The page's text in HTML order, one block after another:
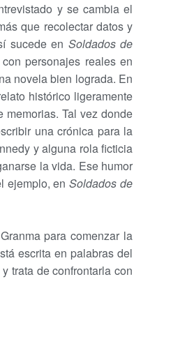
y se cambia el
que recolectar datos y
sucede en Soldados de
personajes reales en
novela bien lograda. En
histórico ligeramente
memorias. Tal vez donde
una crónica para la
y alguna rola ficticia
la vida. Ese humor
ejemplo, enSoldados de
para comenzar la
escrita en palabras del
trata de confrontarla con